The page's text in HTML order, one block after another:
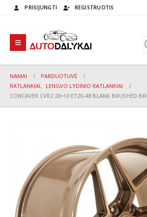
PRISIJUNGTI REGISTRUOTIS
NAMAI
PARDUOTUVĖ
RATLANKIAI,
LENGVO LYDINIO RATLANKIAI
CONCAVER CVR2 20×10 ET20-48 BLANK BRUSHED